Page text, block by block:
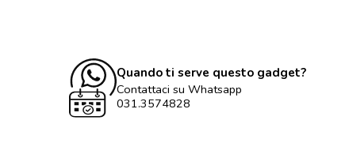
Quando ti serve questo gadget?
Contattaci su Whatsapp
031.3574828